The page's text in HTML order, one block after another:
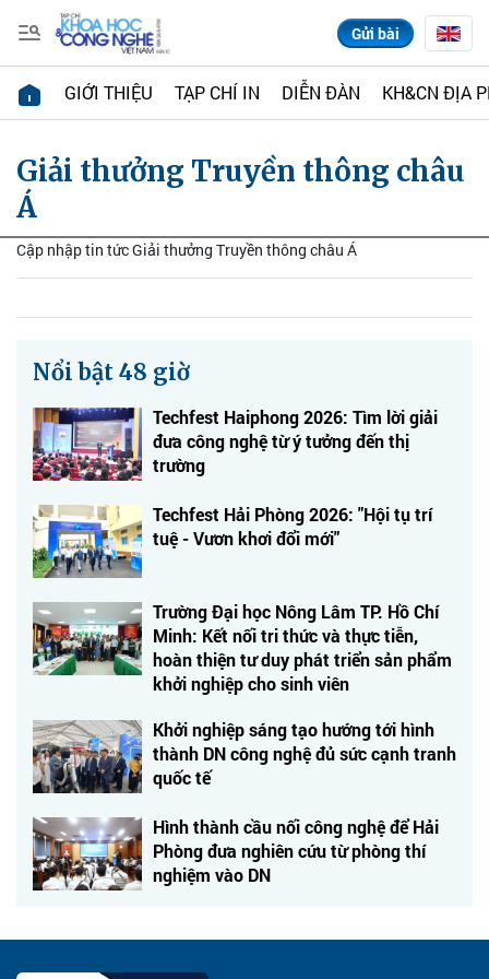
Gửi bài
GIỚI THIỆU TẠP CHÍ IN DIỄN ĐÀN KH&CN ĐỊA
Giải thưởng Truyền thông châu
Á
Cập nhập tin tức Giải thưởng Truyền thông châu Á
Nổi bật 48 giờ
Techfest Haiphong 2026: Tìm lời giải
đưa công nghệ từ ý tưởng đến thị
trường
Techfest Hải Phòng 2026: "Hội tụ trí
tuệ - Vươn khơi đổi mới"
Trường Đại học Nông Lâm TP. Hồ Chí
Minh: Kết nối tri thức và thực tiễn,
hoàn thiện tư duy phát triển sản phẩm
khởi nghiệp cho sinh viên
Khởi nghiệp sáng tạo hướng tới hình
thành DN công nghệ đủ sức cạnh tranh
quốc tế
Hình thành cầu nối công nghệ để Hải
Phòng đưa nghiên cứu từ phòng thí
nghiệm vào DN